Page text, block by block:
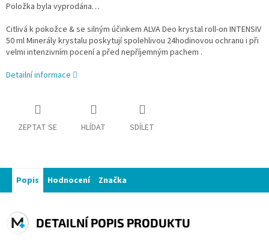
Položka byla vyprodána…
Citlivá k pokožce & se silným účinkem ALVA Deo krystal roll-on INTENSIV
50 ml Minerály krystalu poskytují spolehlivou 24hodinovou ochranu i při
velmi intenzivním pocení a před nepříjemným pachem .
Detailní informace
ZEPTAT SE HLÍDAT SDÍLET
Popis Hodnocení Značka
DETAILNÍ POPIS PRODUKTU